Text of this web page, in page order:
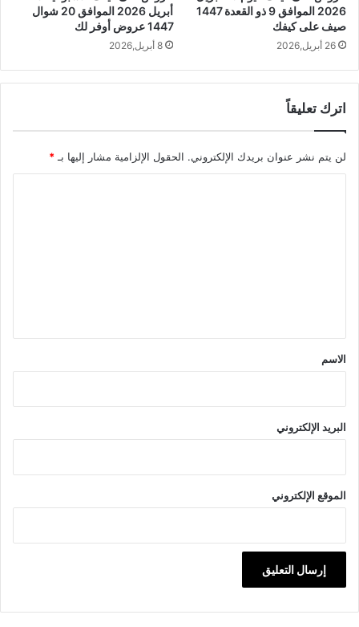
2026 الموافق 9 ذو القعدة 1447
صيف على كيفك
26 أبريل,2026
أبريل 2026 الموافق 20 شوال
1447 عروض أوفر لك
8 أبريل,2026
اترك تعليقاً
لن يتم نشر عنوان بريدك الإلكتروني. الحقول الإلزامية مشار إليها بـ *
*
الاسم
البريد الإلكتروني
الموقع الإلكتروني